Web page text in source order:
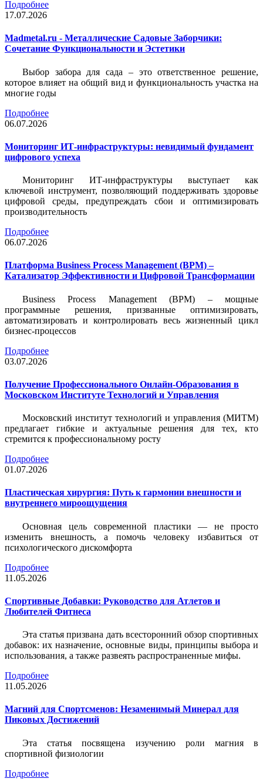
Подробнее
17.07.2026
Madmetal.ru - Металлические Садовые Заборчики:
Сочетание Функциональности и Эстетики
Выбор забора для сада – это ответственное решение,
которое влияет на общий вид и функциональность участка на
многие годы
Подробнее
06.07.2026
Мониторинг ИТ-инфраструктуры: невидимый фундамент
цифрового успеха
Мониторинг ИТ-инфраструктуры выступает как
ключевой инструмент, позволяющий поддерживать здоровье
цифровой среды, предупреждать сбои и оптимизировать
производительность
Подробнее
06.07.2026
Платформа Business Process Management (BPM) –
Катализатор Эффективности и Цифровой Трансформации
Business Process Management (BPM) – мощные
программные решения, призванные оптимизировать,
автоматизировать и контролировать весь жизненный цикл
бизнес-процессов
Подробнее
03.07.2026
Получение Профессионального Онлайн-Образования в
Московском Институте Технологий и Управления
Московский институт технологий и управления (МИТМ)
предлагает гибкие и актуальные решения для тех, кто
стремится к профессиональному росту
Подробнее
01.07.2026
Пластическая хирургия: Путь к гармонии внешности и
внутреннего мироощущения
Основная цель современной пластики — не просто
изменить внешность, а помочь человеку избавиться от
психологического дискомфорта
Подробнее
11.05.2026
Спортивные Добавки: Руководство для Атлетов и
Любителей Фитнеса
Эта статья призвана дать всесторонний обзор спортивных
добавок: их назначение, основные виды, принципы выбора и
использования, а также развеять распространенные мифы.
Подробнее
11.05.2026
Магний для Спортсменов: Незаменимый Минерал для
Пиковых Достижений
Эта статья посвящена изучению роли магния в
спортивной физиологии
Подробнее